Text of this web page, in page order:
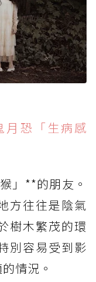
月恐「生病感
」**的朋友。
方往往是陰氣
樹木繁茂的環
別容易受到影
情況。